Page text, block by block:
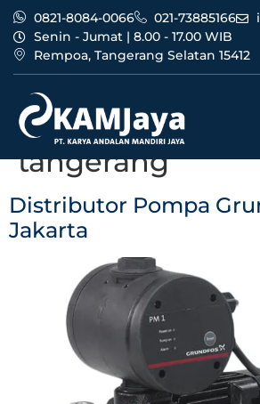
0821-8084-0066 021-73885166
Senin - Jumat | 8.00 - 17.00 WIB
Rempoa, Tangerang Selatan 15412
Tag:
pompa
tangerang
Distributor Pompa
Jakarta